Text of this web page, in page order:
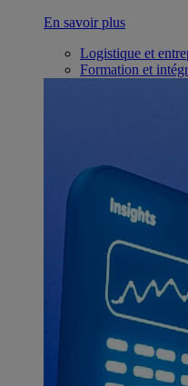
En savoir plus
Logistique et
Formation et